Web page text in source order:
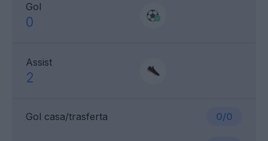
Gol
0
Assist
2
Gol casa/trasferta 0/0